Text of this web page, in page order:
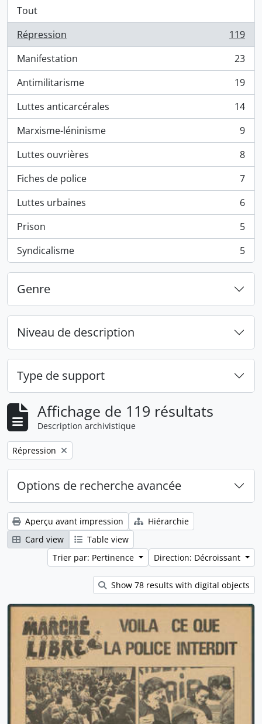
Tout
Répression
, 119 résultats
119
Manifestation
, 23 résultats
23
Antimilitarisme
, 19 résultats
19
Luttes anticarcérales
, 14 résultats
14
Marxisme-léninisme
, 9 résultats
9
Luttes ouvrières
, 8 résultats
8
Fiches de police
, 7 résultats
7
Luttes urbaines
, 6 résultats
6
Prison
, 5 résultats
5
Syndicalisme
, 5 résultats 5
Genre
Niveau de description
Type de support
Affichage de 119 résultats
Description archivistique
Remove filter:
Répression
Options de recherche avancée
Aperçu avant impression
Hiérarchie
Card view
Table view
Trier par: Pertinence
Direction: Décroissant
Show 78 results with digital objects